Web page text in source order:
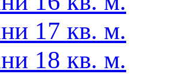
17 кв. м.
18 кв. м.